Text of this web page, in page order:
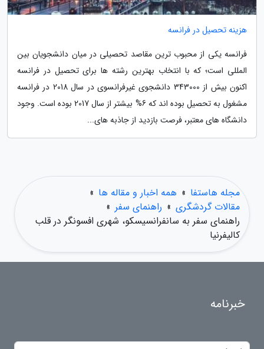
هزینه تحصیل در فرانسه
فرانسه یکی از محبوب ترین مقاصد تحصیلی در میان دانشجویان بین
المللی است؛ که با انتخاب بهترین رشته ها برای تحصیل در فرانسه
اکنون بیش از 343000 دانشجوی غیرفرانسوی در سال 2018 در فرانسه
مشغول به تحصیل بوده اند که 6% بیشتر از سال 2017 بوده است. وجود
دانشگاه های معتبر، فرصت بازدید از جاذبه های...
مجله هاستفا » همه اخبار و مقاله ها »
مقالات گردشگری » راهنمای سفر »
راهنمای سفر به سانفرانسیسکو، شهری افسونگر در قلب
کالیفرنیا
خبرنامه